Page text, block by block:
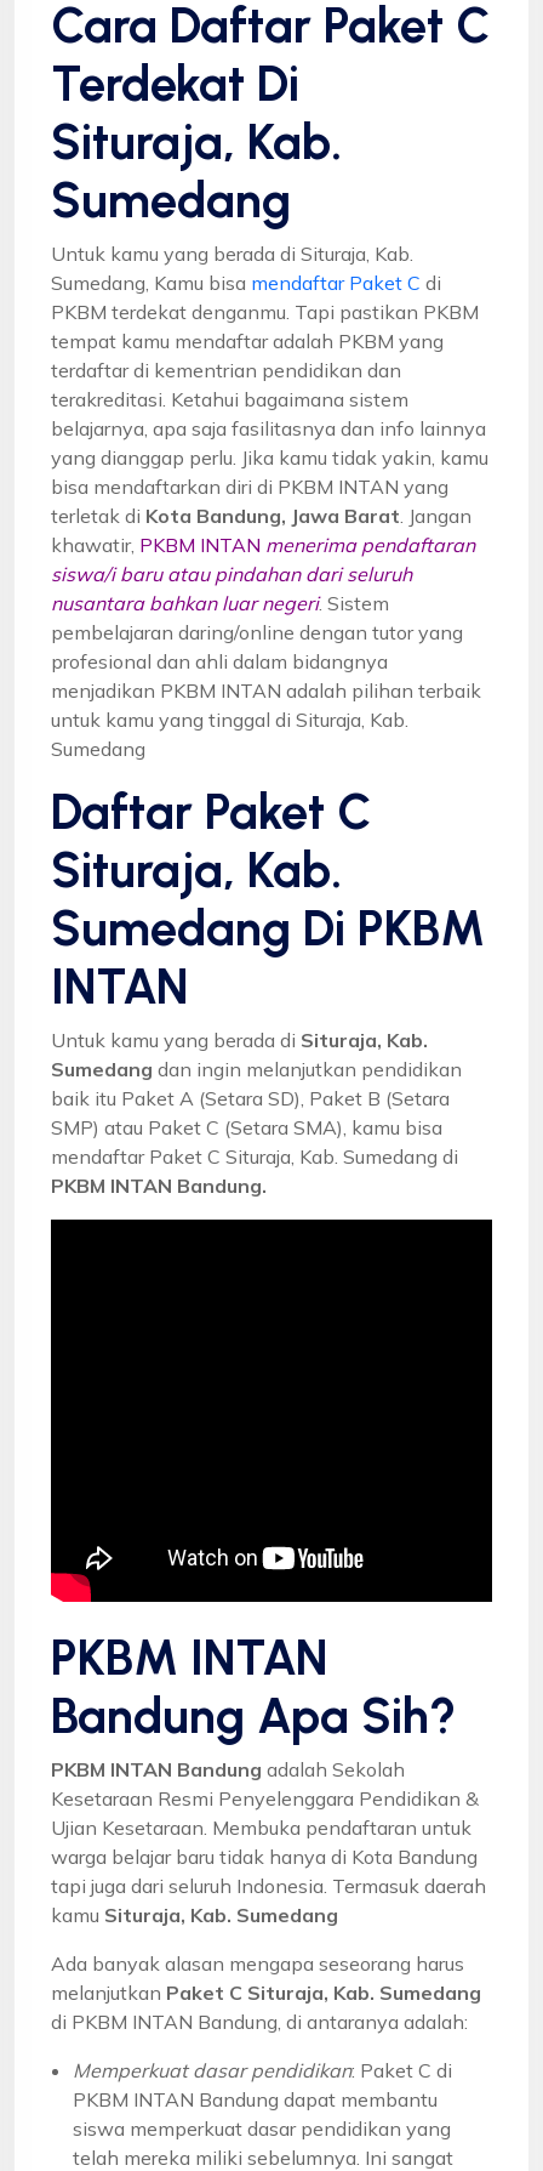
Cara Daftar Paket C
Terdekat Di
Situraja, Kab.
Sumedang
Untuk kamu yang berada di Situraja, Kab.
Sumedang, Kamu bisa mendaftar Paket C di
PKBM terdekat denganmu. Tapi pastikan PKBM
tempat kamu mendaftar adalah PKBM yang
terdaftar di kementrian pendidikan dan
terakreditasi. Ketahui bagaimana sistem
belajarnya, apa saja fasilitasnya dan info lainnya
yang dianggap perlu. Jika kamu tidak yakin, kamu
bisa mendaftarkan diri di PKBM INTAN yang
terletak di Kota Bandung, Jawa Barat . Jangan
khawatir, PKBM INTAN menerima pendaftaran
siswa/i baru atau pindahan dari seluruh
nusantara bahkan luar negeri. Sistem
pembelajaran daring/online dengan tutor yang
profesional dan ahli dalam bidangnya
menjadikan PKBM INTAN adalah pilihan terbaik
untuk kamu yang tinggal di Situraja, Kab.
Sumedang
Daftar Paket C
Situraja, Kab.
Sumedang Di PKBM
INTAN
Untuk kamu yang berada di Situraja, Kab.
Sumedang dan ingin melanjutkan pendidikan
baik itu Paket A (Setara SD), Paket B (Setara
SMP) atau Paket C (Setara SMA), kamu bisa
mendaftar Paket C Situraja, Kab. Sumedang di
PKBM INTAN Bandung.
PKBM INTAN
Bandung Apa Sih?
PKBM INTAN Bandung adalah Sekolah
Kesetaraan Resmi Penyelenggara Pendidikan &
Ujian Kesetaraan. Membuka pendaftaran untuk
warga belajar baru tidak hanya di Kota Bandung
tapi juga dari seluruh Indonesia. Termasuk daerah
kamu Situraja, Kab. Sumedang
Ada banyak alasan mengapa seseorang harus
melanjutkan Paket C Situraja, Kab. Sumedang
di PKBM INTAN Bandung, di antaranya adalah:
Memperkuat dasar pendidikan: Paket C di
PKBM INTAN Bandung dapat membantu
siswa memperkuat dasar pendidikan yang
telah mereka miliki sebelumnya. Ini sangat